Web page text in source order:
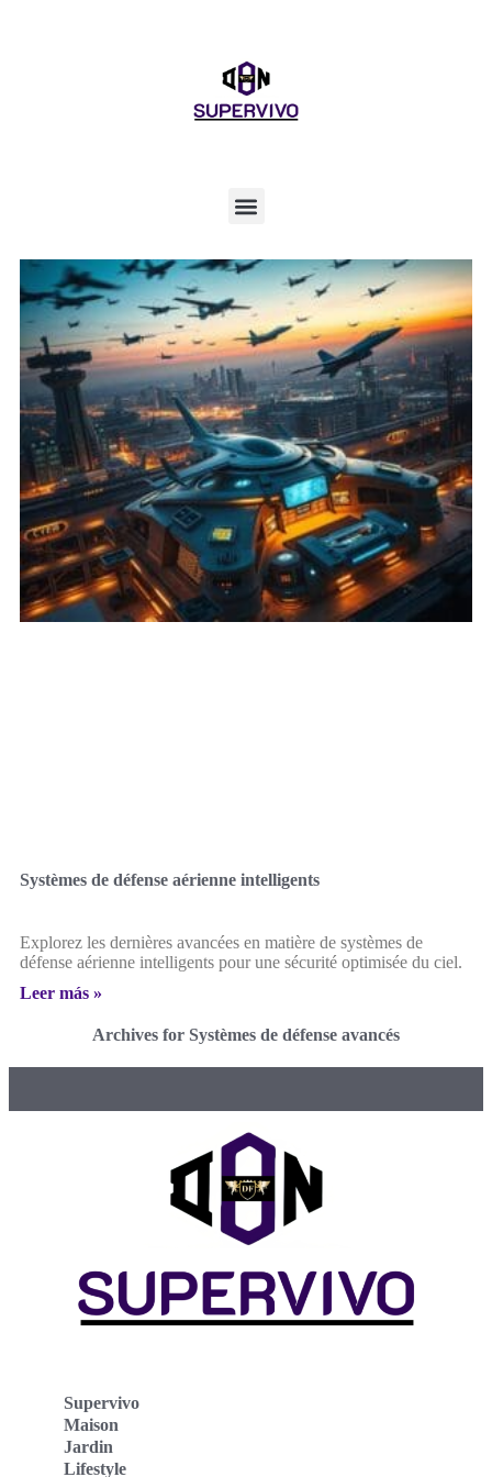
Systèmes de défense aérienne intelligents
Explorez les dernières avancées en matière de systèmes de
défense aérienne intelligents pour une sécurité optimisée du ciel.
Leer más »
Archives for Systèmes de défense avancés
Supervivo
Maison
Jardin
Lifestyle